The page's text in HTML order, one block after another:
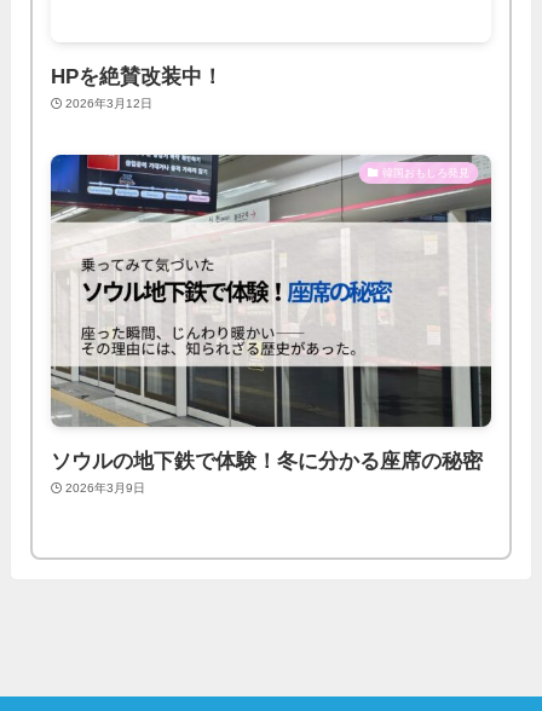
HPを絶賛改装中！
2026年3月12日
韓国おもしろ発見
ソウルの地下鉄で体験！冬に分かる座席の秘密
2026年3月9日